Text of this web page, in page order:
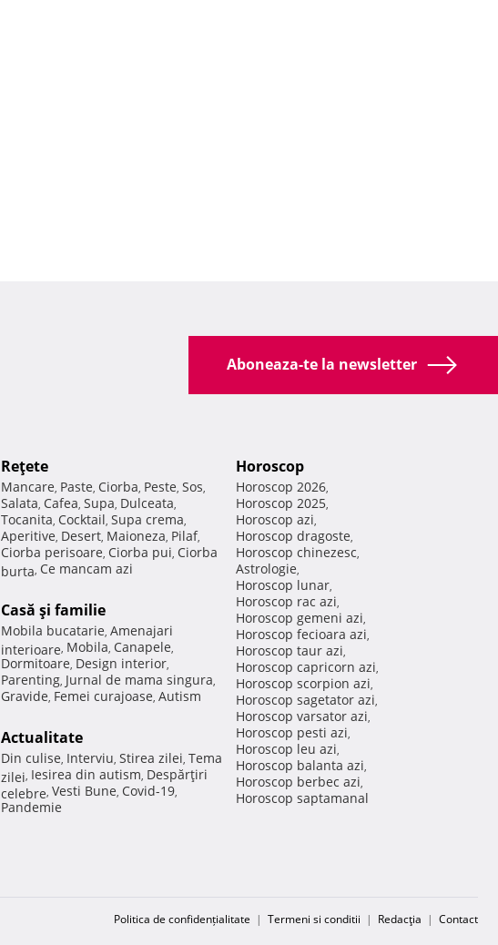
Aboneaza-te la newsletter
Reţete
Mancare, Paste, Ciorba, Peste, Sos,
Salata, Cafea, Supa, Dulceata,
Tocanita, Cocktail, Supa crema,
Aperitive, Desert, Maioneza, Pilaf,
Ciorba perisoare, Ciorba pui, Ciorba
burta, Ce mancam azi
Casă şi familie
Mobila bucatarie, Amenajari
interioare, Mobila, Canapele,
Dormitoare, Design interior,
Parenting, Jurnal de mama singura,
Gravide, Femei curajoase, Autism
Actualitate
Din culise, Interviu, Stirea zilei, Tema
zilei, Iesirea din autism, Despărţiri
celebre, Vesti Bune, Covid-19,
Pandemie
Horoscop
Horoscop 2026,
Horoscop 2025,
Horoscop azi,
Horoscop dragoste,
Horoscop chinezesc,
Astrologie,
Horoscop lunar,
Horoscop rac azi,
Horoscop gemeni azi,
Horoscop fecioara azi,
Horoscop taur azi,
Horoscop capricorn azi,
Horoscop scorpion azi,
Horoscop sagetator azi,
Horoscop varsator azi,
Horoscop pesti azi,
Horoscop leu azi,
Horoscop balanta azi,
Horoscop berbec azi,
Horoscop saptamanal
Politica de confidențialitate | Termeni si conditii | Redacţia | Contact